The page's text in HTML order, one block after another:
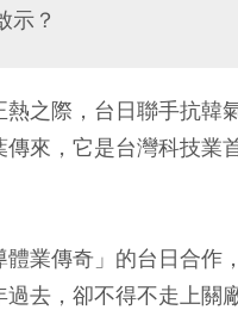
示？
之際，台日聯手抗韓
來，它是台灣科技業
業傳奇」的台日合作，
去，卻不得不走上關